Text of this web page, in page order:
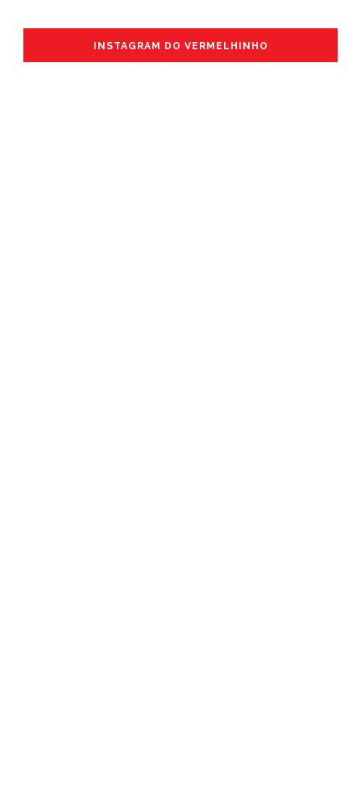
INSTAGRAM DO VERMELHINHO